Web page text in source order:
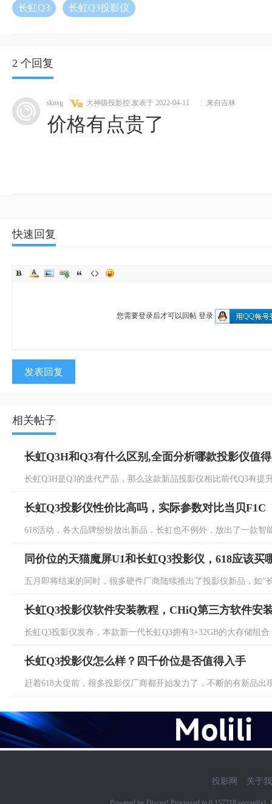
长虹Q3 长虹Q3投影仪
2 个回复
sknsg 大神级投影控 发表于 2022-04-11 来自吉林
价格有点贵了
快速回复
您需要登录后才可以回帖 登录
发表回复
相关帖子
长虹Q3H和Q3有什么区别,全面分析哪款投影仪值
长虹Q3H是Q3的迭代产品，那么这款新品投影仪相比前代Q3有提
长虹Q3投影仪性价比高吗，实际参数对比当贝F1C
618活动，各大品牌纷纷放出新品，长虹也不例外，放出了一款智
同价位的天猫魔屏U1和长虹Q3投影仪，618应该买
五月即将结束的同时，很多硬件厂商陆续推出了投影仪新品，如“
长虹Q3投影仪软件安装教程，CHiQ第三方软件安
长虹Q3投影仪发布，本款新一代长虹Q3拥有3+32GB的大存储组
长虹Q3投影仪怎么样？四千价位是否值得入手
赶着618大促前，很多投影仪厂商都开始发力了，不断的有新品出
投影网 关于